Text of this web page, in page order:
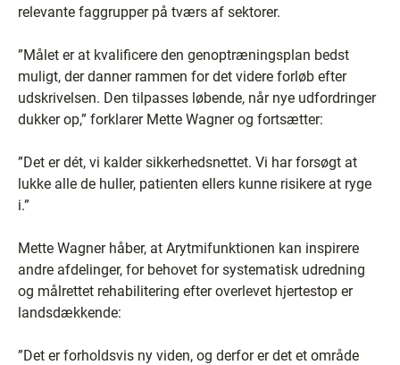
relevante faggrupper på tværs af sektorer.
”Målet er at kvalificere den genoptræningsplan bedst
muligt, der danner rammen for det videre forløb efter
udskrivelsen. Den tilpasses løbende, når nye udfordringer
dukker op,” forklarer Mette Wagner og fortsætter:
”Det er dét, vi kalder sikkerhedsnettet. Vi har forsøgt at
lukke alle de huller, patienten ellers kunne risikere at ryge
i.”
Mette Wagner håber, at Arytmifunktionen kan inspirere
andre afdelinger, for behovet for systematisk udredning
og målrettet rehabilitering efter overlevet hjertestop er
landsdækkende:
”Det er forholdsvis ny viden, og derfor er det et område